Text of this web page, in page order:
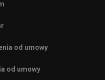
od umowy
od umowy